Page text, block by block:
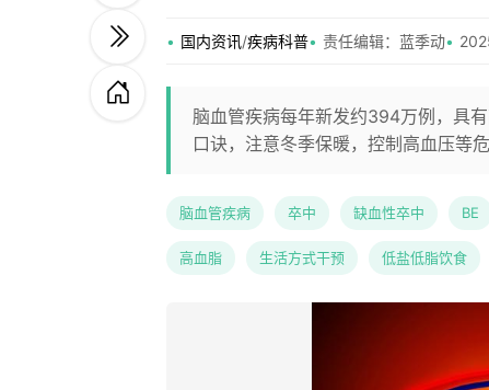
国内资讯/疾病科普 责任编辑：蓝季动
脑血管疾病每年新发约394万例，具
口诀，注意冬季保暖，控制高血压等
脑血管疾病 卒中 缺血性卒中 BE
高血脂 生活方式干预 低盐低脂饮食